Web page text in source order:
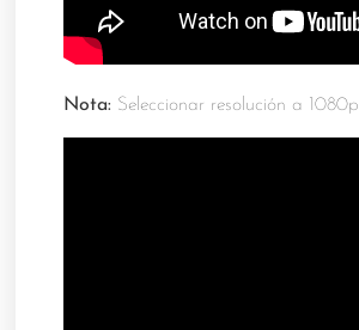
Nota: Seleccionar resolución a 1080p